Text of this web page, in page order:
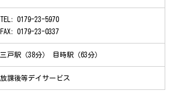
TEL: 0179-23-5970
FAX: 0179-23-0337
三戸駅（38分） 目時駅（63分）
放課後等デイサービス